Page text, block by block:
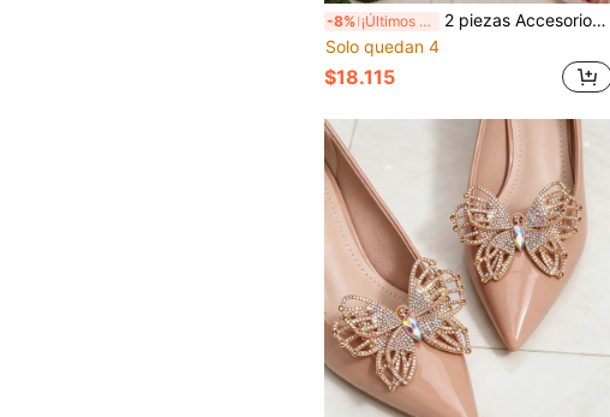
-8% ¡Últimos 3 días
2 piezas Accesorios desmontables DIY para zapatos, hebilla cuadrada de metal decorada con cristal artificial, clips de zapatos elegantes de moda de lujo, adornos para zapatos de tacón alto negro & blanco para mujer
Solo quedan 4
$18.115